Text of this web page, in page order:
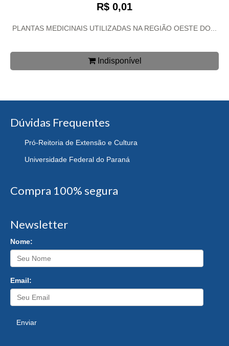
R$ 0,01
PLANTAS MEDICINAIS UTILIZADAS NA REGIÃO OESTE DO...
Indisponível
Dúvidas Frequentes
Pró-Reitoria de Extensão e Cultura
Universidade Federal do Paraná
Compra 100% segura
Newsletter
Nome:
Email:
Enviar